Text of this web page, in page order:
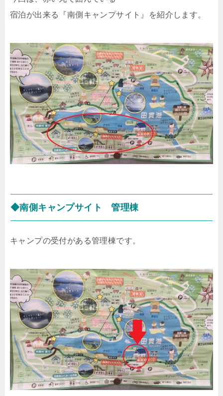
宿泊が出来る『南側キャンプサイト』を紹介します。
◆南側キャンプサイト 管理棟
キャンプの受付がある管理棟です。